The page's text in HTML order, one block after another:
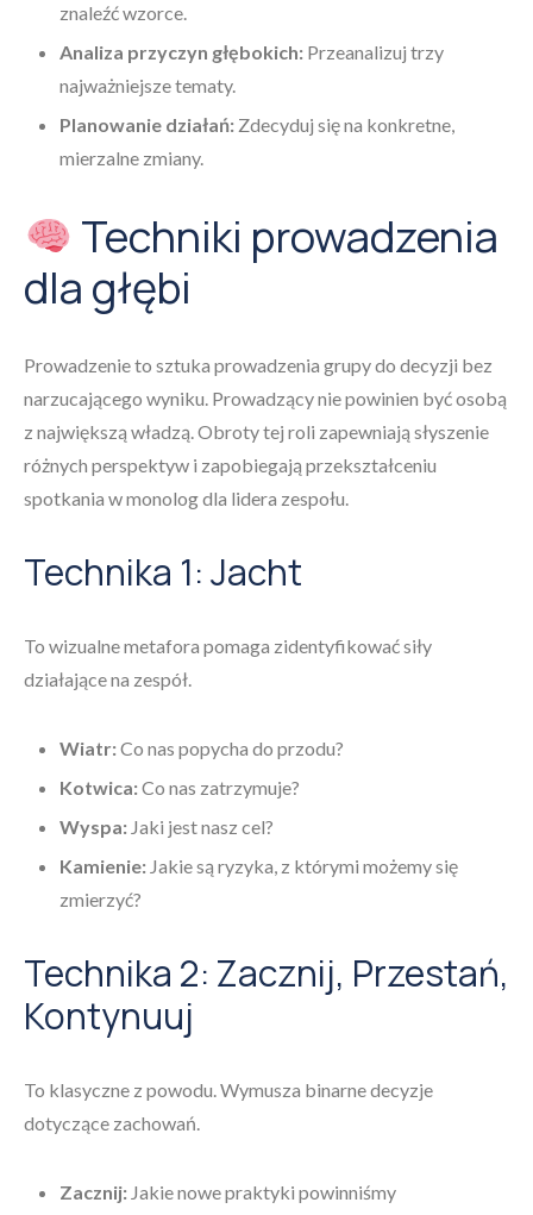
znaleźć wzorce.
Analiza przyczyn głębokich: Przeanalizuj trzy
najważniejsze tematy.
Planowanie działań: Zdecyduj się na konkretne,
mierzalne zmiany.
Techniki prowadzenia
dla głębi
Prowadzenie to sztuka prowadzenia grupy do decyzji bez
narzucającego wyniku. Prowadzący nie powinien być osobą
z największą władzą. Obroty tej roli zapewniają słyszenie
różnych perspektyw i zapobiegają przekształceniu
spotkania w monolog dla lidera zespołu.
Technika 1: Jacht
To wizualne metafora pomaga zidentyfikować siły
działające na zespół.
Wiatr:Co nas popycha do przodu?
Kotwica:Co nas zatrzymuje?
Wyspa: Jaki jest nasz cel?
Kamienie: Jakie są ryzyka, z którymi możemy się
zmierzyć?
Technika 2: Zacznij, Przestań,
Kontynuuj
To klasyczne z powodu. Wymusza binarne decyzje
dotyczące zachowań.
Zacznij: Jakie nowe praktyki powinniśmy